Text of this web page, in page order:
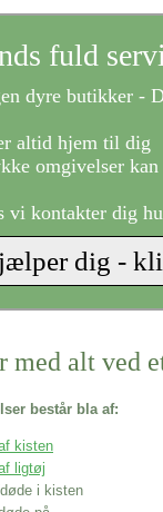
fuld
dyre butikker -
altid hjem til dig
omgivelser
vi kontakter dig
alt ved
består bla af:
kisten
ligtøj
i kisten